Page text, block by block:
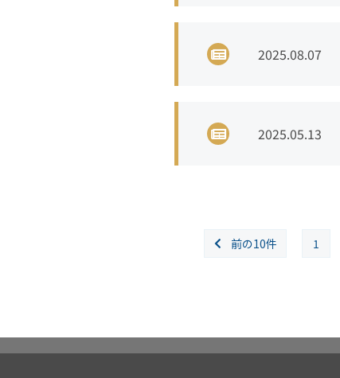
2025.08.07
2025.05.13
前の10件 1